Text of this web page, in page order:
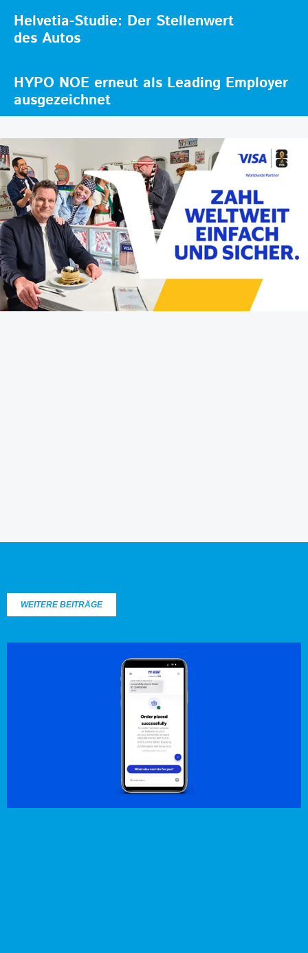
Helvetia-Studie: Der Stellenwert
des Autos
HYPO NOE erneut als Leading Employer
ausgezeichnet
WEITERE BEITRÄGE